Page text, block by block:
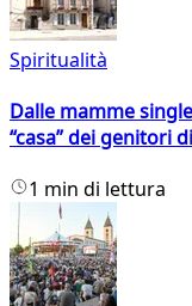
Spiritualità
Dalle mamme
“casa” dei genitori
1 min di lettura